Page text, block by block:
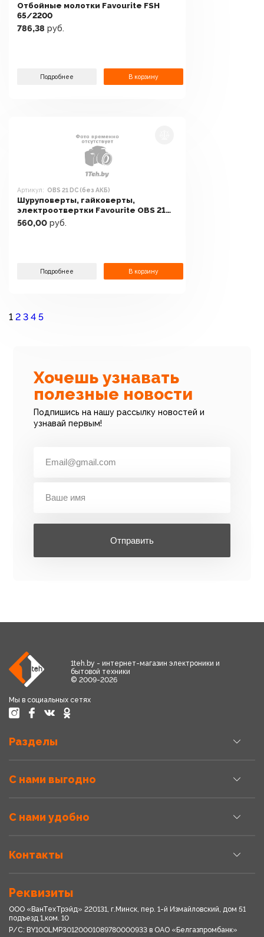
Отбойные молотки Favourite FSH
65/2200
786,38 руб.
Подробнее В корзину
Артикул: OBS 21 DC (без АКБ)
Шуруповерты, гайковерты,
электроотвертки Favourite OBS 21
DC (без АКБ)
560,00 руб.
Подробнее В корзину
1 2 3 4 5
Хочешь узнавать
полезные новости
Подпишись на нашу рассылку новостей и
узнавай первым!
Отправить
1teh.by - интернет-магазин электроники и
бытовой техники
© 2009-2026
Мы в социальных сетях
Разделы
С нами выгодно
С нами удобно
Контакты
Реквизиты
ООО «ВанТехТрэйд» 220131, г.Минск, пер. 1-й Измайловский, дом 51
подъезд 1,ком. 10
Р/С: BY10OLMP30120001089780000933 в OАО «Белгазпромбанк»